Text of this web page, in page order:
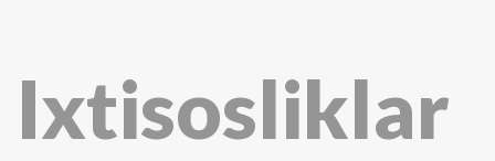
Ixtisosliklar